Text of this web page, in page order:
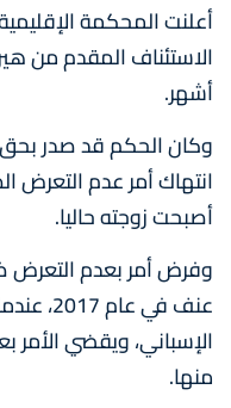
أعلنت المحكمة
الاستئناف المقدم من
أشهر.
انتهاك أمر عدم التعرض
أصبحت زوجته حاليا.
وفرض أمر بعدم التعرض
عنف في
الإسباني، ويقضي
منها.